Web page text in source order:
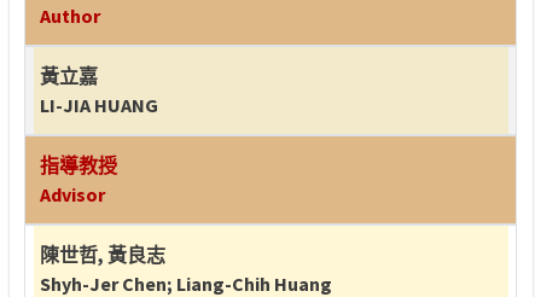
Author
黃立嘉
LI-JIA HUANG
指導教授
Advisor
陳世哲, 黃良志
Shyh-Jer Chen; Liang-Chih Huang